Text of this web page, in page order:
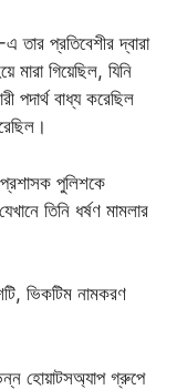
প্রতিবেশীর দ্বারা
মারা গিয়েছিল, যিনি
পদার্থ বাধ্য করেছিল
প্রশাসক পুলিশকে
তিনি ধর্ষণ মামলার
ভিকটিম নামকরণ
হোয়াটসঅ্যাপ গ্রুপে